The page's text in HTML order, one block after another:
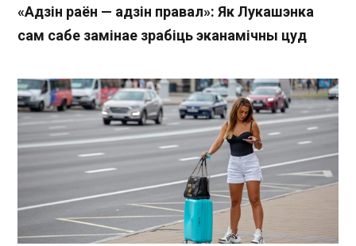
«Адзін раён — адзін правал»: Як Лукашэнка
сам сабе замінае зрабіць эканамічны цуд